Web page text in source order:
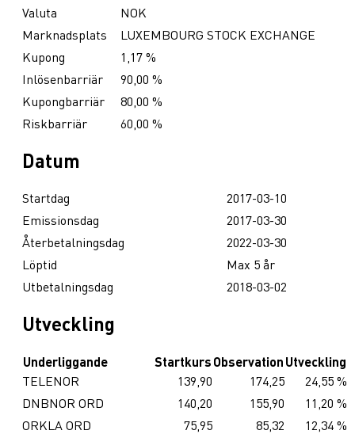
Valuta
NOK
Marknadsplats
LUXEMBOURG STOCK EXCHANGE
Kupong
1,17 %
Inlösenbarriär
90,00 %
Kupongbarriär
80,00 %
Riskbarriär
60,00 %
Datum
Startdag
2017-03-10
Emissionsdag
2017-03-30
Återbetalningsdag
2022-03-30
Löptid
Max 5 år
Utbetalningsdag
2018-03-02
Utveckling
Underliggande StartkursObservationUtveckling
TELENOR
139,90 174,25
24,55 %
DNBNOR ORD
140,20 155,90
11,20 %
ORKLA ORD
75,95 85,32
12,34 %